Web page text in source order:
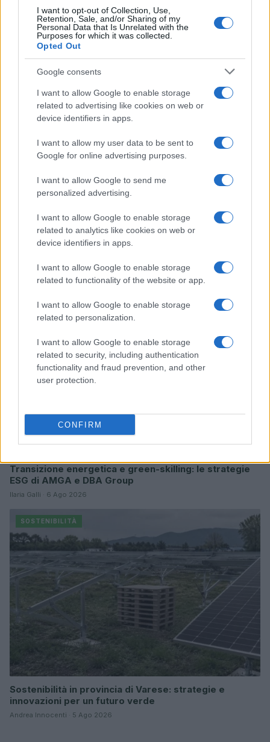
I want to opt-out of Collection, Use,
Retention, Sale, and/or Sharing of my
Personal Data that Is Unrelated with the
Purposes for which it was collected.
Opted Out
Google consents
I want to allow Google to enable storage
related to advertising like cookies on web or
device identifiers in apps.
I want to allow my user data to be sent to
Google for online advertising purposes.
I want to allow Google to send me
personalized advertising.
I want to allow Google to enable storage
related to analytics like cookies on web or
device identifiers in apps.
I want to allow Google to enable storage
related to functionality of the website or app.
I want to allow Google to enable storage
related to personalization.
I want to allow Google to enable storage
related to security, including authentication
functionality and fraud prevention, and other
user protection.
CONFIRM
Continua a leggere
Sostenibilità e promozione del territorio: il corner ‘Io
SOSTENIBILITÀ
Transizione energetica e green-skilling: le strategie
ESG di AMGA e DBA Group
Ilaria Galli · 6 Ago 2026
SOSTENIBILITÀ
Sostenibilità in provincia di Varese: strategie e
innovazioni per un futuro verde
Andrea Innocenti · 5 Ago 2026